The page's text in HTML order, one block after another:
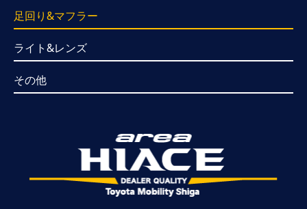
足回り&マフラー
ライト&レンズ
その他